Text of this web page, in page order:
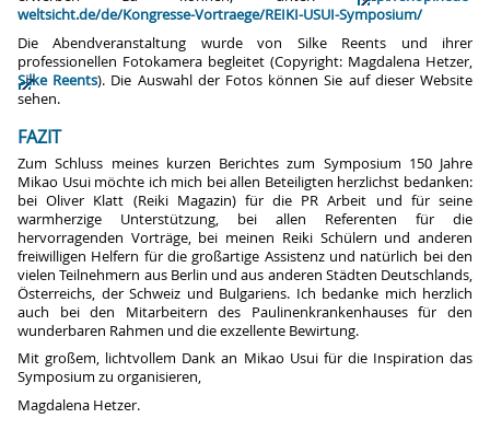
weltsicht.de/de/Kongresse-Vortraege/REIKI-USUI-Symposium/
Die Abendveranstaltung wurde von Silke Reents und ihrer
professionellen Fotokamera begleitet (Copyright: Magdalena Hetzer,
Silke Reents). Die Auswahl der Fotos können Sie auf dieser Website
sehen.
FAZIT
Zum Schluss meines kurzen Berichtes zum Symposium 150 Jahre
Mikao Usui möchte ich mich bei allen Beteiligten herzlichst bedanken:
bei Oliver Klatt (Reiki Magazin) für die PR Arbeit und für seine
warmherzige Unterstützung, bei allen Referenten für die
hervorragenden Vorträge, bei meinen Reiki Schülern und anderen
freiwilligen Helfern für die großartige Assistenz und natürlich bei den
vielen Teilnehmern aus Berlin und aus anderen Städten Deutschlands,
Österreichs, der Schweiz und Bulgariens. Ich bedanke mich herzlich
auch bei den Mitarbeitern des Paulinenkrankenhauses für den
wunderbaren Rahmen und die exzellente Bewirtung.
Mit großem, lichtvollem Dank an Mikao Usui für die Inspiration das
Symposium zu organisieren,
Magdalena Hetzer.